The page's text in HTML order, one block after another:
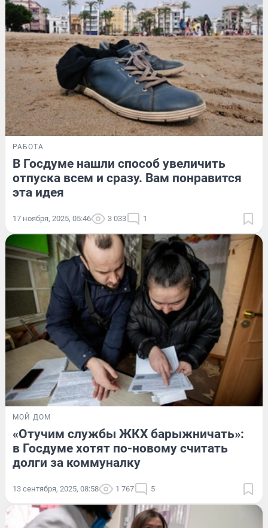
РАБОТА
В Госдуме нашли способ увеличить
отпуска всем и сразу. Вам понравится
эта идея
17 ноября, 2025, 05:46 3 033 1
МОЙ ДОМ
«Отучим службы ЖКХ барыжничать»:
в Госдуме хотят по-новому считать
долги за коммуналку
13 сентября, 2025, 08:58 1 767 5